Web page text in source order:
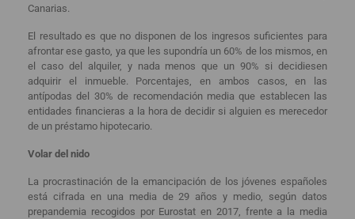
Canarias.
El resultado es que no disponen de los ingresos suficientes para
afrontar ese gasto, ya que les supondría un 60% de los mismos, en
el caso del alquiler, y nada menos que un 90% si decidiesen
adquirir el inmueble. Porcentajes, en ambos casos, en las
antípodas del 30% de recomendación media que establecen las
entidades financieras a la hora de decidir si alguien es merecedor
de un préstamo hipotecario.
Volar del nido
La procrastinación de la emancipación de los jóvenes españoles
está cifrada en una media de 29 años y medio, según datos
prepandemia recogidos por Eurostat en 2017, frente a la media